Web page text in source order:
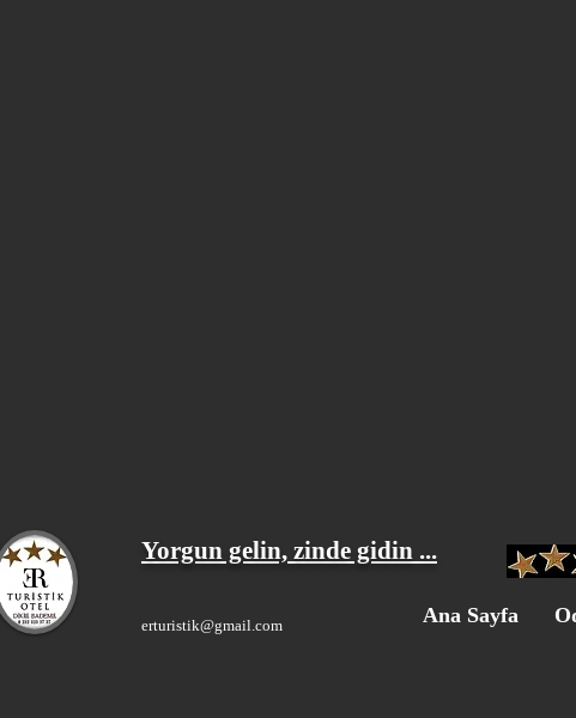
Yorgun gelin, zinde gidin ...
erturistik@gmail.com Ana Sayfa